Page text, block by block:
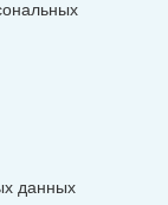
данных